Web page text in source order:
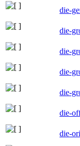
die-
die-
die-
die-
die-
die-
die-